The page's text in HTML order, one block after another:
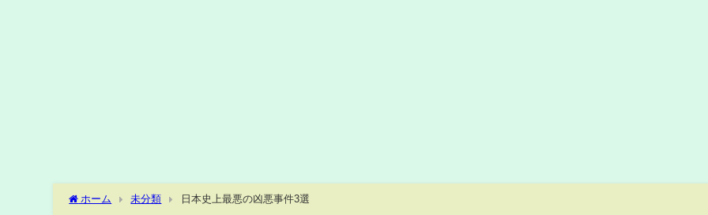
ホーム 未分類 日本史上最悪の凶悪事件3選